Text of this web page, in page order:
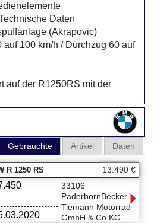
Daten
(Akrapovic)
100 km/h / Durchzug 60 auf
auf der R1250RS mit der
Daten
Artikel
Gebrauchte
R 1250 RS 13.490 €
33106
PaderbornBecker-
Tiemann Motorrad
GmbH & Co.KG